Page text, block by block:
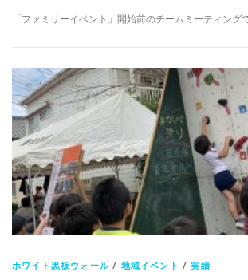
「ファミリーイベント」開始前のチームミーティング
ホワイト黒板ウォール / 地域イベント /実績